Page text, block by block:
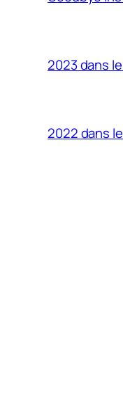
2023 dans
2022 dans